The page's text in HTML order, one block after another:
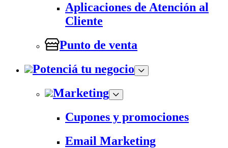
Aplicaciones de Atención al
Cliente
Punto de venta
Potenciá tu negocio
Marketing
Cupones y promociones
Email Marketing